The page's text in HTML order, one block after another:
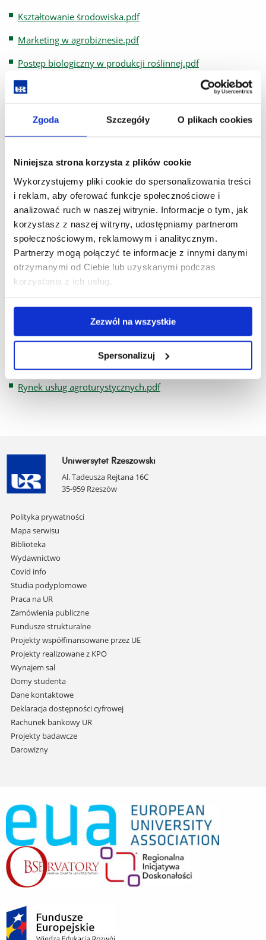
Zgoda Szczegóły O plikach cookies
Niniejsza strona korzysta z plików cookie
Wykorzystujemy pliki cookie do spersonalizowania treści
i reklam, aby oferować funkcje społecznościowe i
analizować ruch w naszej witrynie. Informacje o tym, jak
korzystasz z naszej witryny, udostępniamy partnerom
społecznościowym, reklamowym i analitycznym.
Partnerzy mogą połączyć te informacje z innymi danymi
otrzymanymi od Ciebie lub uzyskanymi podczas
korzystania z ich usług.
Zezwól na wszystkie
Spersonalizuj
Kształtowanie środowiska.pdf
Marketing w agrobiznesie.pdf
Postęp biologiczny w produkcji roślinnej.pdf
Pracowania magisterska.pdf
Reprodukcja i obrót materiałem siewnym.pdf
Roślinne kultury in vitro.pdf
Rośliny energetyczne.pdf
Seminarium magisterskie.pdf
System rachunkowości rolnej w Polsce (FADN).pdf
Systemy gospodarowania w rolnictwie.pdf
PRZEDMIOTY DO WYBORU:
Efektywność nawożenia roślin.pdf
Metody doskonalenia zwierząt.pdf
Obrót środkami ochrony roślin.pdf
Rynek usług agroturystycznych.pdf
Uniwersytet Rzeszowski
Al. Tadeusza Rejtana 16C
35-959 Rzeszów
Pomiń
nawigację
i
przejdź
do
treści
Polityka prywatności
Mapa serwisu
Biblioteka
Wydawnictwo
Covid info
Studia podyplomowe
Praca na UR
Zamówienia publiczne
Fundusze strukturalne
Projekty współfinansowane przez UE
Projekty realizowane z KPO
Wynajem sal
Domy studenta
Dane kontaktowe
Deklaracja dostępności cyfrowej
Rachunek bankowy UR
Projekty badawcze
Darowizny